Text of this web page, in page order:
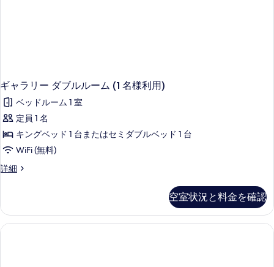
ギャラリー ダブルルーム (1 名様利用)
ベッドルーム 1 室
定員 1 名
キングベッド 1 台またはセミダブルベッド 1 台
WiFi (無料)
詳細
ギ
ー
ダ
ブ
空室状況と料金を確認